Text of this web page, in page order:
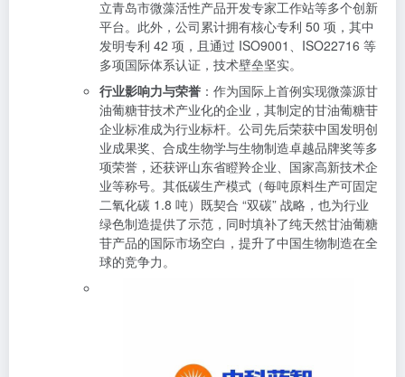
立青岛市微藻活性产品开发专家工作站等多个创新
平台。此外，公司累计拥有核心专利 50 项，其中
发明专利 42 项，且通过 ISO9001、ISO22716 等
多项国际体系认证，技术壁垒坚实。
行业影响力与荣誉 ：作为国际上首例实现微藻源甘
油葡糖苷技术产业化的企业，其制定的甘油葡糖苷
企业标准成为行业标杆。公司先后荣获中国发明创
业成果奖、合成生物学与生物制造卓越品牌奖等多
项荣誉，还获评山东省瞪羚企业、国家高新技术企
业等称号。其低碳生产模式（每吨原料生产可固定
二氧化碳 1.8 吨）既契合 “双碳” 战略，也为行业
绿色制造提供了示范，同时填补了纯天然甘油葡糖
苷产品的国际市场空白，提升了中国生物制造在全
球的竞争力。